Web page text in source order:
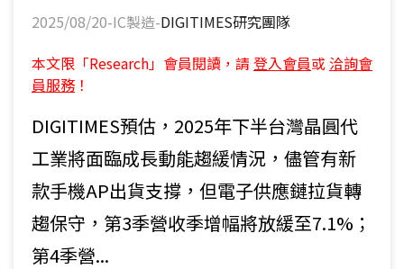
2025/08/20-IC製造-DIGITIMES研究團隊
本文限「Research」會員閱讀，請 登入會員或 洽詢會
員服務 ！
DIGITIMES預估，2025年下半台灣晶圓代
工業將面臨成長動能趨緩情況，儘管有新
款手機AP出貨支撐，但電子供應鏈拉貨轉
趨保守，第3季營收季增幅將放緩至7.1%；
第4季營...